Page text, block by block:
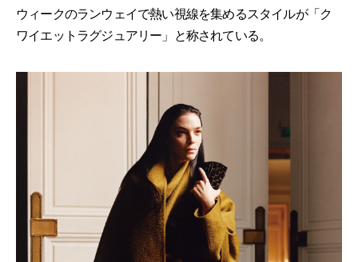
ウィークのランウェイで熱い視線を集めるスタイルが「ク
ワイエットラグジュアリー」と称されている。